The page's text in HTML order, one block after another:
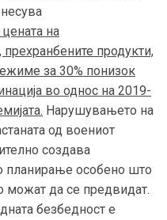
на
прехранбените продукти,
за 30% понизок
во однос на 2019-
Нарушувањето на
од воениот
создава
планирање особено што
можат да се предвидат.
безбедност е